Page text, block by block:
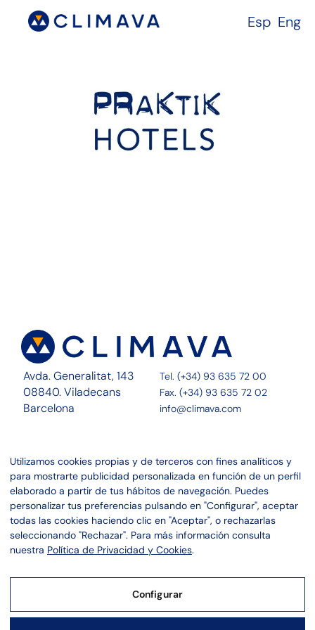
Esp Eng
Avda. Generalitat, 143
08840. Viladecans
Barcelona
Tel. (+34) 93 635 72 00
Fax. (+34) 93 635 72 02
info@climava.com
Servicios
Proyectos
Noticias
Canal ético
Linkedin
Instagram
Aviso legal
Política de privacidad
Política de cookies
Utilizamos cookies propias y de terceros con fines analíticos y
para mostrarte publicidad personalizada en función de un perfil
elaborado a partir de tus hábitos de navegación. Puedes
personalizar tus preferencias pulsando en "Configurar", aceptar
todas las cookies haciendo clic en "Aceptar", o rechazarlas
seleccionando "Rechazar". Para más información consulta
nuestra Política de Privacidad y Cookies.
Configurar